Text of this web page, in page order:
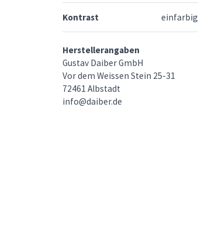
Kontrast einfarbig
Herstellerangaben
Gustav Daiber GmbH
Vor dem Weissen Stein 25-31
72461 Albstadt
info@daiber.de